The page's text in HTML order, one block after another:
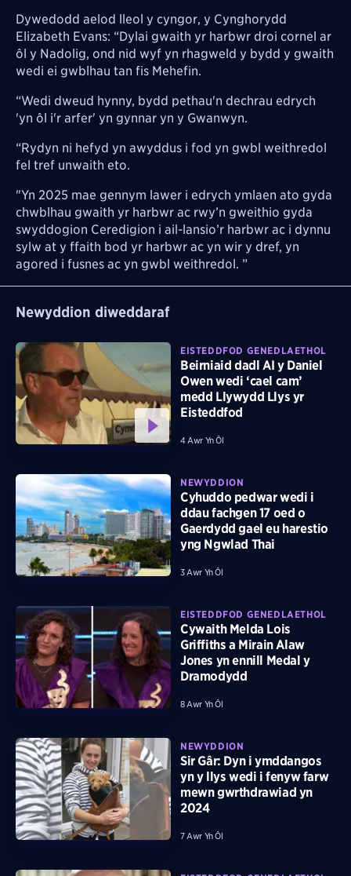
Dywedodd aelod lleol y cyngor, y Cynghorydd
Elizabeth Evans: “Dylai gwaith yr harbwr droi cornel ar
ôl y Nadolig, ond nid wyf yn rhagweld y bydd y gwaith
wedi ei gwblhau tan fis Mehefin.
“Wedi dweud hynny, bydd pethau'n dechrau edrych
'yn ôl i'r arfer' yn gynnar yn y Gwanwyn.
“Rydyn ni hefyd yn awyddus i fod yn gwbl weithredol
fel tref unwaith eto.
"Yn 2025 mae gennym lawer i edrych ymlaen ato gyda
chwblhau gwaith yr harbwr ac rwy’n gweithio gyda
swyddogion Ceredigion i ail-lansio’r harbwr ac i dynnu
sylw at y ffaith bod yr harbwr ac yn wir y dref, yn
agored i fusnes ac yn gwbl weithredol. ”
Newyddion diweddaraf
EISTEDDFOD GENEDLAETHOL
Beirniaid dadl AI y Daniel
Owen wedi ‘cael cam’
medd Llywydd Llys yr
Eisteddfod
4 Awr Yn Ôl
NEWYDDION
Cyhuddo pedwar wedi i
ddau fachgen 17 oed o
Gaerdydd gael eu harestio
yng Ngwlad Thai
3 Awr Yn Ôl
EISTEDDFOD GENEDLAETHOL
Cywaith Melda Lois
Griffiths a Mirain Alaw
Jones yn ennill Medal y
Dramodydd
8 Awr Yn Ôl
NEWYDDION
Sir Gâr: Dyn i ymddangos
yn y llys wedi i fenyw farw
mewn gwrthdrawiad yn
2024
7 Awr Yn Ôl